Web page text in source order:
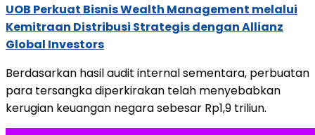
UOB Perkuat Bisnis Wealth Management melalui
Kemitraan Distribusi Strategis dengan Allianz
Global Investors
Berdasarkan hasil audit internal sementara, perbuatan
para tersangka diperkirakan telah menyebabkan
kerugian keuangan negara sebesar Rp1,9 triliun.